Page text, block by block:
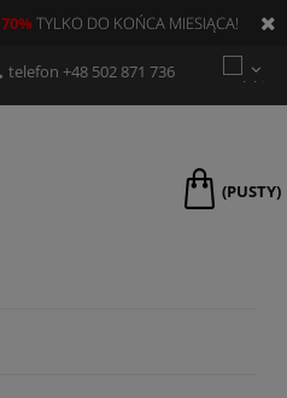
70%TYLKO DO KOŃCA MIESIĄCA!
telefon +48 502 871 736
(PUSTY)